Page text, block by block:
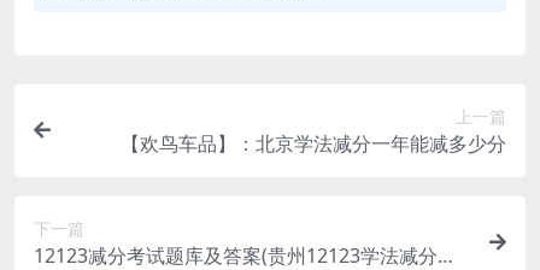
上一篇
【欢鸟车品】：北京学法减分一年能减多少分
下一篇
12123减分考试题库及答案(贵州12123学法减分考